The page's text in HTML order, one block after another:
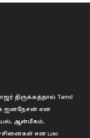
திருக்கத்தால் Tamil
ஐனநேசன் என
ஆன்மீகம்,
என பல